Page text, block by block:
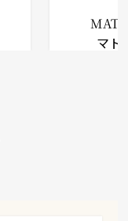
マト